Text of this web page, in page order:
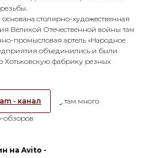
столярно-художественная
Великой Отечественной войны там
промысловая артель «Народное
объединились и были
Хотьковскую фабрику резных
- канал
, там много
обзоров
на Avito -